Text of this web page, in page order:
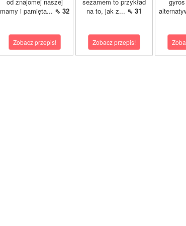
mamy i pamięta... ⇖ 32
Zobacz przepis!
na to, jak z... ⇖ 31
Zobacz przepis!